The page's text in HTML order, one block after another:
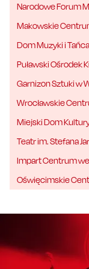
Narodowe Forum
Makowskie
Dom Muzyki i
Puławski Ośrodek
Garnizon Sztuki w
Wrocławskie
Miejski Dom
Teatr im. Stefana
Impart Centrum
Oświęcimskie